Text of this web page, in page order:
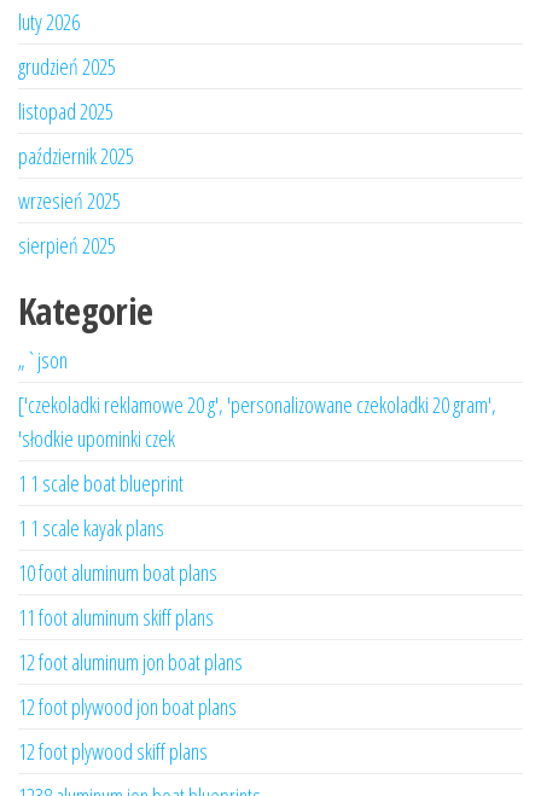
luty 2026
grudzień 2025
listopad 2025
październik 2025
wrzesień 2025
sierpień 2025
Kategorie
„`json
['czekoladki reklamowe 20 g', 'personalizowane czekoladki 20 gram',
'słodkie upominki czek
1 1 scale boat blueprint
1 1 scale kayak plans
10 foot aluminum boat plans
11 foot aluminum skiff plans
12 foot aluminum jon boat plans
12 foot plywood jon boat plans
12 foot plywood skiff plans